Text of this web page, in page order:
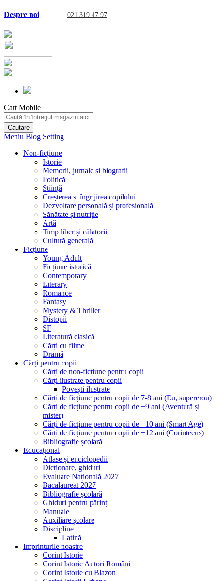
Despre noi 021 319 47 97
Cart Mobile
Cautare
Meniu Blog Setting
Non-ficțiune
Istorie
Memorii, jurnale și biografii
Politică
Stiință
Creșterea și îngrijirea copilului
Dezvoltare personală și profesională
Sănătate și nutriție
Artă
Timp liber și călatorii
Cultură generală
Ficțiune
Young Adult
Ficțiune istorică
Contemporary
Literary
Romance
Fantasy
Mystery & Thriller
Distopii
SF
Literatură clasică
Cărți cu filme
Dramă
Cărți pentru copii
Cărți de non-ficțiune pentru copii
Cărți ilustrate pentru copii
Povești ilustrate
Cărți de ficțiune pentru copii de 7-8 ani (Eu, supererou)
Cărți de ficțiune pentru copii de +9 ani (Aventură și
mister)
Cărți de ficțiune pentru copii de +10 ani (Smart Age)
Cărți de ficțiune pentru copii de +12 ani (Corinteens)
Bibliografie școlară
Educațional
Atlase și enciclopedii
Dicționare, ghiduri
Evaluare Națională 2027
Bacalaureat 2027
Bibliografie școlară
Ghiduri pentru părinți
Manuale
Auxiliare școlare
Discipline
Latină
Imprinturile noastre
Corint Istorie
Corint Istorie Autori Români
Corint Istorie cu Blazon